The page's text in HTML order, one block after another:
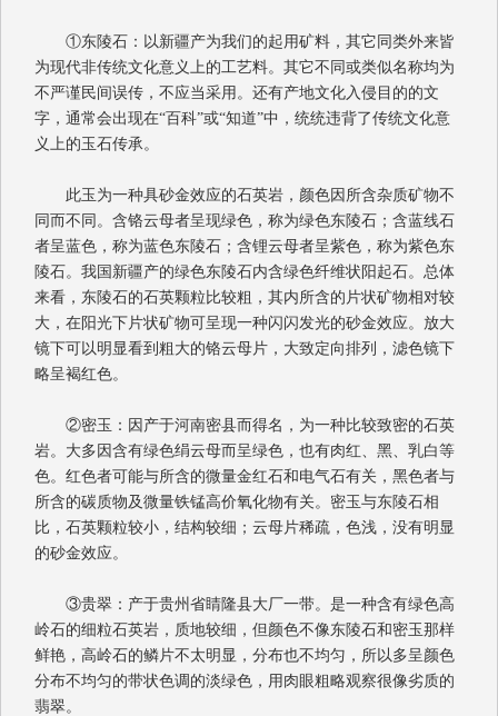
①东陵石：以新疆产为我们的起用矿料，其它同类外来皆
为现代非传统文化意义上的工艺料。其它不同或类似名称均为
不严谨民间误传，不应当采用。还有产地文化入侵目的的文
字，通常会出现在“百科”或“知道”中，统统违背了传统文化意
义上的玉石传承。
此玉为一种具砂金效应的石英岩，颜色因所含杂质矿物不
同而不同。含铬云母者呈现绿色，称为绿色东陵石；含蓝线石
者呈蓝色，称为蓝色东陵石；含锂云母者呈紫色，称为紫色东
陵石。我国新疆产的绿色东陵石内含绿色纤维状阳起石。总体
来看，东陵石的石英颗粒比较粗，其内所含的片状矿物相对较
大，在阳光下片状矿物可呈现一种闪闪发光的砂金效应。放大
镜下可以明显看到粗大的铬云母片，大致定向排列，滤色镜下
略呈褐红色。
②密玉：因产于河南密县而得名，为一种比较致密的石英
岩。大多因含有绿色绢云母而呈绿色，也有肉红、黑、乳白等
色。红色者可能与所含的微量金红石和电气石有关，黑色者与
所含的碳质物及微量铁锰高价氧化物有关。密玉与东陵石相
比，石英颗粒较小，结构较细；云母片稀疏，色浅，没有明显
的砂金效应。
③贵翠：产于贵州省睛隆县大厂一带。是一种含有绿色高
岭石的细粒石英岩，质地较细，但颜色不像东陵石和密玉那样
鲜艳，高岭石的鳞片不太明显，分布也不均匀，所以多呈颜色
分布不均匀的带状色调的淡绿色，用肉眼粗略观察很像劣质的
翡翠。